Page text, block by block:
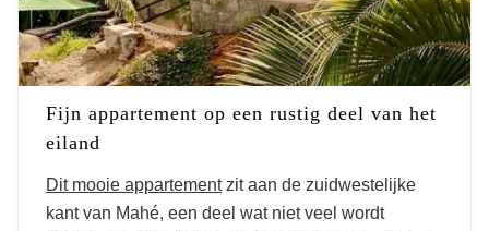
Fijn appartement op een rustig deel van het
eiland
Dit mooie appartementzit aan de zuidwestelijke
kant van Mahé, een deel wat niet veel wordt